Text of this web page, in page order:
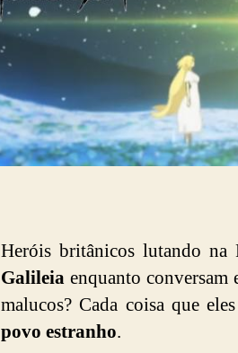
Heróis britânicos lutando na
Galileia enquanto conversam
malucos? Cada coisa que
povo estranho.